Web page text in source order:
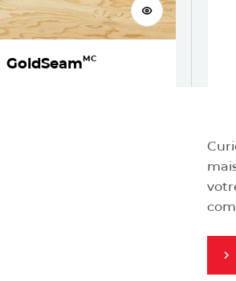
Voir le produit
GoldSeam MC
Découvrez le système complet de toiture